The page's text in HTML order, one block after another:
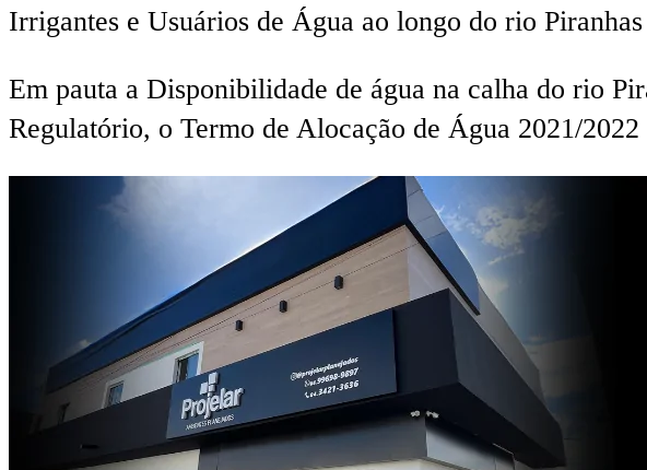
Irrigantes e Usuários de Água ao longo do rio
Em pauta a Disponibilidade de água na calha do rio
Regulatório, o Termo de Alocação de Água 2021/